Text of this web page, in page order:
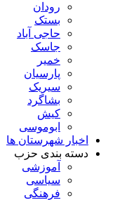
رودان
بستک
حاجی آباد
جاسک
خمیر
پارسیان
سیریک
بشاگرد
کیش
ابوموسی
اخبار شهرستان ها
دسته بندی حزب
آموزشی
سیاسی
فرهنگی